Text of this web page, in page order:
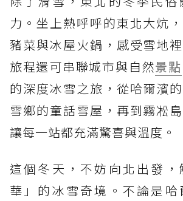
力。坐上熱呼呼的東北大炕
豬菜與冰屋火鍋，感受雪地
旅程還可串聯城市與自然景點
的深度冰雪之旅，從哈爾濱
雪鄉的童話雪屋，再到霧凇
讓每一站都充滿驚喜與溫度。
這個冬天，不妨向北出發，
華」的冰雪奇境。不論是哈